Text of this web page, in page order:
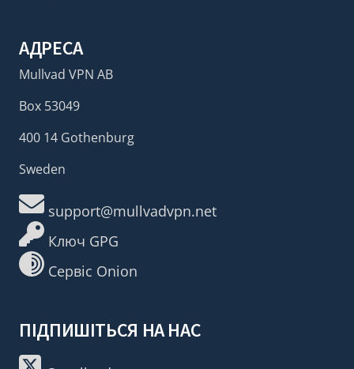
АДРЕСА
Mullvad VPN AB
Box 53049
400 14 Gothenburg
Sweden
support@mullvadvpn.net
Ключ GPG
Сервіс Onion
ПІДПИШІТЬСЯ НА НАС